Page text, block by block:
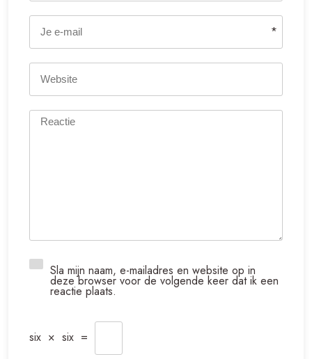
*
Sla mijn naam, e-mailadres en website op in
deze browser voor de volgende keer dat ik een
reactie plaats.
six × six =